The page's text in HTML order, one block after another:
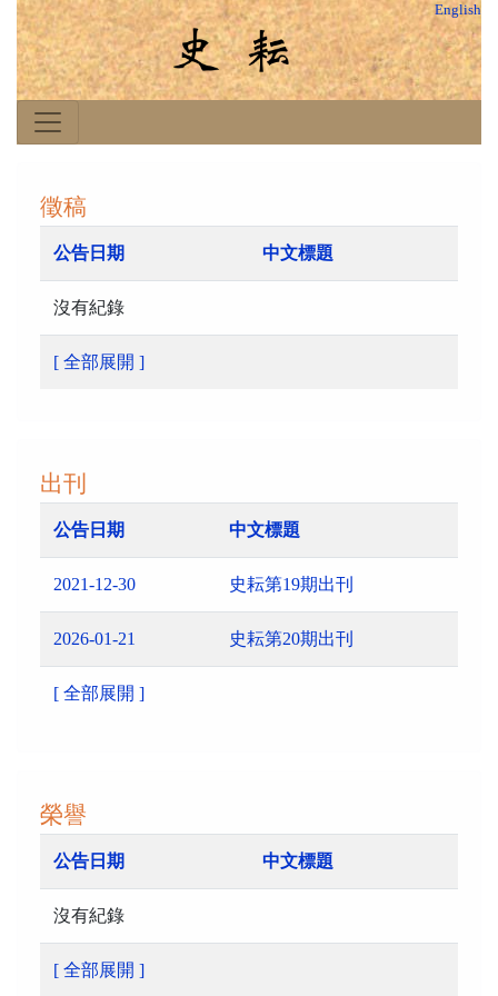
English
徵稿
公告日期 中文標題
沒有紀錄
[ 全部展開 ]
出刊
公告日期 中文標題
2021-12-30 史耘第19期出刊
2026-01-21 史耘第20期出刊
[ 全部展開 ]
榮譽
公告日期 中文標題
沒有紀錄
[ 全部展開 ]